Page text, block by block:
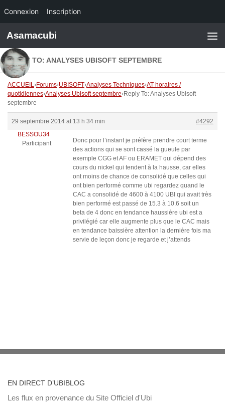
Connexion Inscription
Skip to content
Asamacubi
REPLY TO: ANALYSES UBISOFT SEPTEMBRE
ACCUEIL›Forums›UBISOFT›Analyses Techniques›AT horaires /
quotidiennes›Analyses Ubisoft septembre›Reply To: Analyses Ubisoft
septembre
29 septembre 2014 at 13 h 34 min
#4292
BESSOU34
Participant
Donc pour l’instant je préfère prendre court terme
des actions qui se sont cassé la gueule par
exemple CGG et AF ou ERAMET qui dépend des
cours du nickel qui tendent à la hausse, car elles
ont moins de chance de consolidé que celles qui
ont bien performé comme ubi regardez quand le
CAC a consolidé de 4600 à 4100 UBI qui avait très
bien performé est passé de 15.3 à 10.6 soit un
beta de 4 donc en tendance haussière ubi est a
privilégié car elle augmente plus que le CAC mais
en tendance baissière attention la dernière fois ma
servie de leçon donc je regarde et j’attends
EN DIRECT D’UBIBLOG
Les flux en provenance du Site Officiel d'Ubi